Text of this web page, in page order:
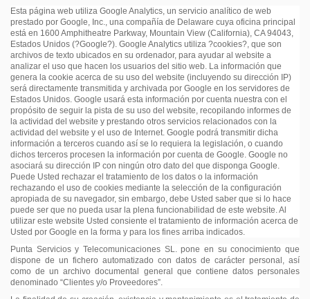
Esta página web utiliza Google Analytics, un servicio analítico de web
prestado por Google, Inc., una compañía de Delaware cuya oficina principal
está en 1600 Amphitheatre Parkway, Mountain View (California), CA 94043,
Estados Unidos (?Google?). Google Analytics utiliza ?cookies?, que son
archivos de texto ubicados en su ordenador, para ayudar al website a
analizar el uso que hacen los usuarios del sitio web. La información que
genera la cookie acerca de su uso del website (incluyendo su dirección IP)
será directamente transmitida y archivada por Google en los servidores de
Estados Unidos. Google usará esta información por cuenta nuestra con el
propósito de seguir la pista de su uso del website, recopilando informes de
la actividad del website y prestando otros servicios relacionados con la
actividad del website y el uso de Internet. Google podrá transmitir dicha
información a terceros cuando así se lo requiera la legislación, o cuando
dichos terceros procesen la información por cuenta de Google. Google no
asociará su dirección IP con ningún otro dato del que disponga Google.
Puede Usted rechazar el tratamiento de los datos o la información
rechazando el uso de cookies mediante la selección de la configuración
apropiada de su navegador, sin embargo, debe Usted saber que si lo hace
puede ser que no pueda usar la plena funcionabilidad de este website. Al
utilizar este website Usted consiente el tratamiento de información acerca de
Usted por Google en la forma y para los fines arriba indicados.
Punta Servicios y Telecomunicaciones SL. pone en su conocimiento que
dispone de un fichero automatizado con datos de carácter personal, así
como de un archivo documental general que contiene datos personales
denominado “Clientes y/o Proveedores”.